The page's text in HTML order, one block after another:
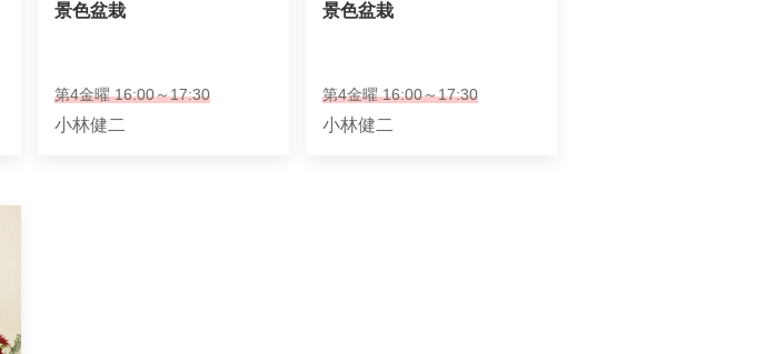
景色盆栽
第4金曜 16:00～17:30
小林健二
景色盆栽
第4金曜 16:00～17:30
小林健二